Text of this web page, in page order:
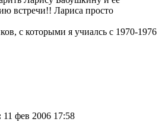
встречи!! Лариса просто
с которыми я учиалсь с 1970-1976
11 фев 2006 17:58